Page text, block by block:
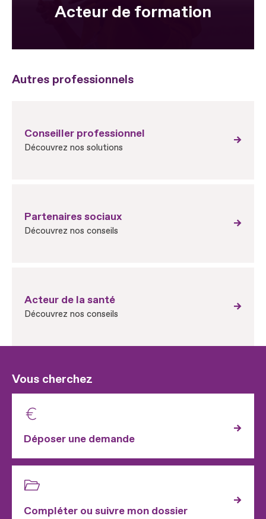
Acteur de formation
Autres professionnels
Conseiller professionnel
Découvrez nos solutions
Partenaires sociaux
Découvrez nos conseils
Acteur de la santé
Découvrez nos conseils
Vous cherchez
Déposer une demande
Compléter ou suivre mon dossier